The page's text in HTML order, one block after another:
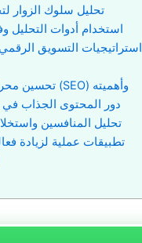
تحليل سلوك الزوار
استخدام أدوات التحليل
استراتيجيات التسويق
تحسين محركات البحث (SEO) وأهميته
دور المحتوى الجذاب في
تحليل المنافسين
تطبيقات عملية لزيادة